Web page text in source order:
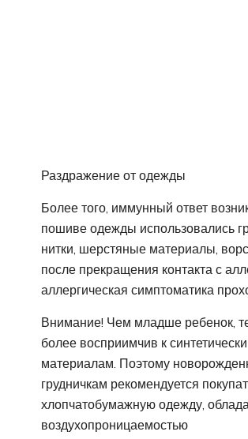
Раздражение от одежды
Более того, иммунный ответ
пошиве одежды использовались
нитки, шерстяные материалы,
после прекращения контакта с
аллергическая симптоматика
Внимание! Чем младше ребенок,
более восприимчив к
материалам. Поэтому
грудничкам рекомендуется
хлопчатобумажную одежду,
воздухопроницаемостью